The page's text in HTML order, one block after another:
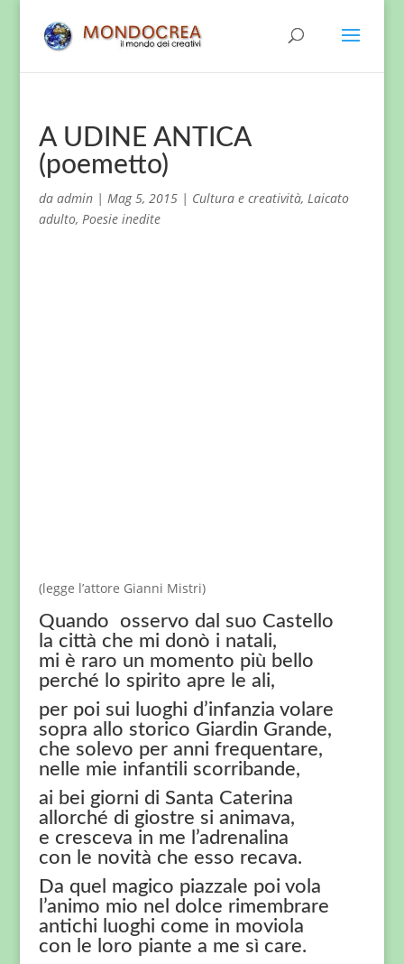
A UDINE ANTICA
(poemetto)
da admin| Mag 5, 2015| Cultura e creatività, Laicato
adulto, Poesie inedite
(legge l’attore Gianni Mistri)
Quando osservo dal suo Castello
la città che mi donò i natali,
mi è raro un momento più bello
perché lo spirito apre le ali,
per poi sui luoghi d’infanzia volare
sopra allo storico Giardin Grande,
che solevo per anni frequentare,
nelle mie infantili scorribande,
ai bei giorni di Santa Caterina
allorché di giostre si animava,
e cresceva in me l’adrenalina
con le novità che esso recava.
Da quel magico piazzale poi vola
l’animo mio nel dolce rimembrare
antichi luoghi come in moviola
con le loro piante a me sì care.